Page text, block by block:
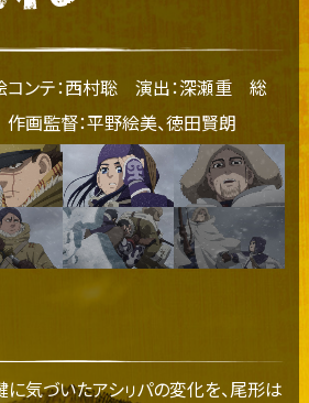
ンテ：西村聡 演出：深瀬重 総
画監督：平野絵美、徳田賢朗
気づいたアシㇼパの変化を、尾形は